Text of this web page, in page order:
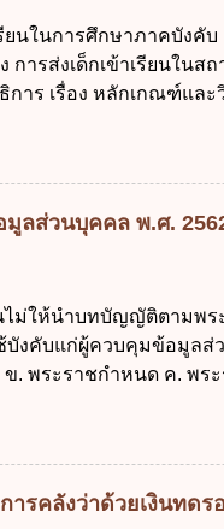
ยนข้อมูลกลาง ค. กำหน
มูลของหน่วยงานของรัฐ
ดทำบริการสาธารณะใ
รียนในการศึกษาภาคบังคั
การส่งเด็กเข้าเรียนใน
การ เรื่อง หลักเกณฑ์แล
งคับ พ.ศ. 2545 ซึ่งเป็น
ก" หมายถึง เด็กซึ่งมีอายุย่
ชั้นปีที่ 9 ของการศึกษาภ
าหรือมารดา ซึ่งเป็นผู้ใ
แพ่งและพาณิชย์ 2.4 บุค
ภาคต้น (ภาคเรียนที่ 1)
ต่วันแรกของการเปิดเรี
ลส่วนบุคคล พ.ศ.
นไม่ให้นำบทบัญญัติตาม
บังคับแก่ผู้ควบคุมข้อมูลส่
. พระราชกำหนด ค. พระ
ชบัญญัติคุ้มครองข้อมูลส่
นการศึกษา ค. กิจการด้
วไป พระราชบัญญัติคุ้มค
ารคลังว่าด้วยเงินทดร